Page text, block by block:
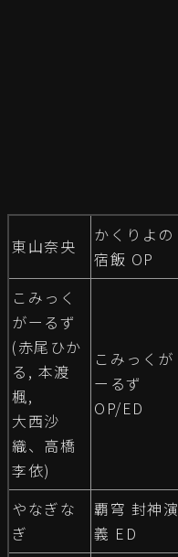
東山奈央
かくりよの
宿飯 OP
こみっく
がーるず
(赤尾ひか
る, 本渡
楓,
大西沙
織、高橋
李依)
こみっくが
ーるず
OP/ED
やなぎな
ぎ
覇穹 封神演
義 ED